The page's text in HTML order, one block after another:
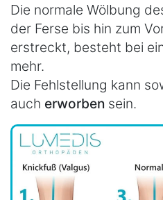
Die normale Wölbung
der Ferse bis hin zum
erstreckt, besteht bei
mehr.
Die Fehlstellung kann
auch erworben sein.